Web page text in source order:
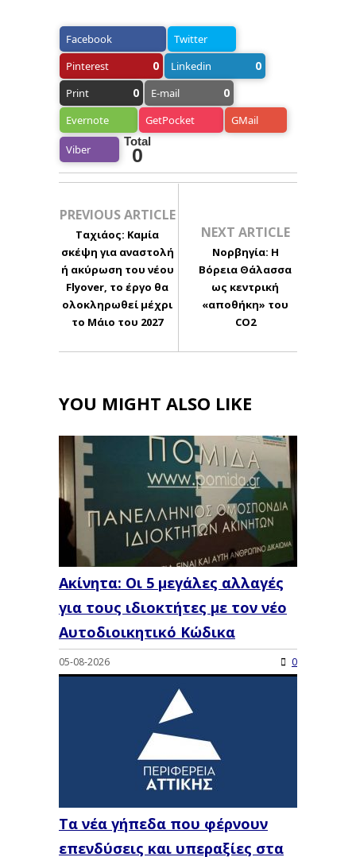
Facebook
Twitter
Pinterest
0 Linkedin 0
Print 0 E-mail 0
Evernote GetPocket GMail
Viber
Total
0
PREVIOUS ARTICLE
Ταχιάος: Καμία
σκέψη για αναστολή
ή ακύρωση του νέου
Flyover, το έργο θα
ολοκληρωθεί μέχρι
το Μάιο του 2027
NEXT ARTICLE
Νορβηγία: Η
Βόρεια Θάλασσα
ως κεντρική
«αποθήκη» του
CO2
YOU MIGHT ALSO LIKE
Ακίνητα: Οι 5 μεγάλες αλλαγές
για τους ιδιοκτήτες με τον νέο
Αυτοδιοικητικό Κώδικα
05-08-2026 0
Τα νέα γήπεδα που φέρνουν
επενδύσεις και υπεραξίες στα